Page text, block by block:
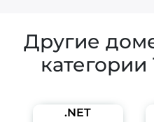
Другие
.NET